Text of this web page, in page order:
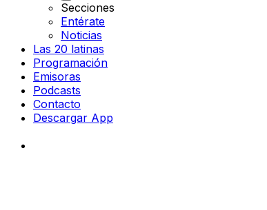
Secciones
Entérate
Noticias
Las 20 latinas
Programación
Emisoras
Podcasts
Contacto
Descargar App